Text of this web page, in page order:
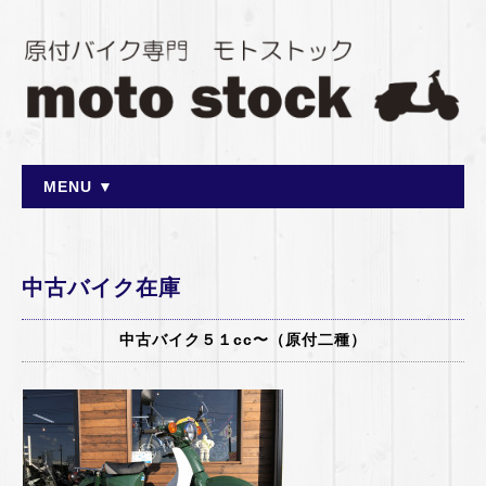
MENU ▼
中古バイク在庫
中古バイク５１cc〜（原付二種）